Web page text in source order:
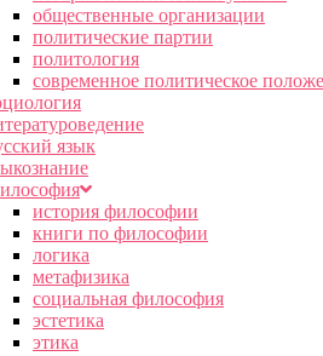
общественные организации
политические партии
политология
современное политическое
язык
история философии
книги по философии
логика
метафизика
социальная философия
эстетика
этика